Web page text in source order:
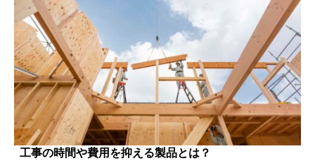
工事の時間や費用を抑える製品とは？